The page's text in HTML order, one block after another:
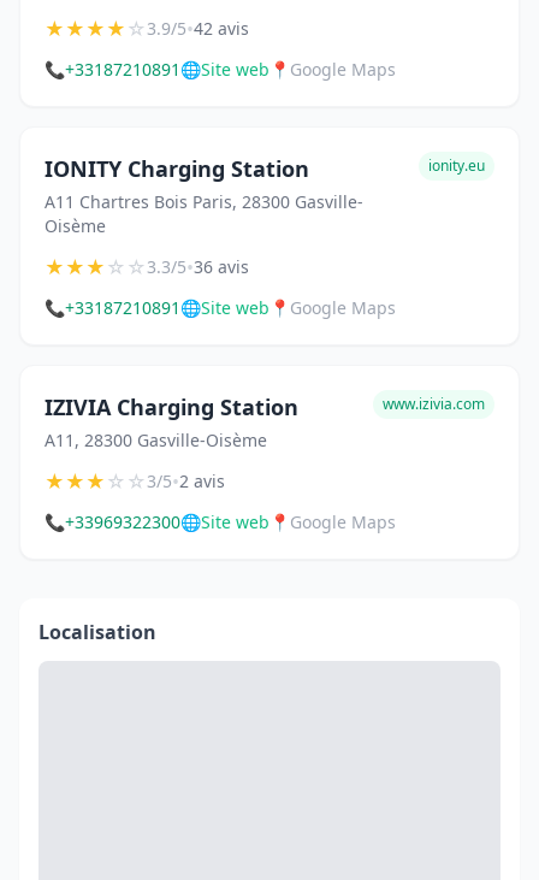
★★★★☆3.9/5•42 avis
📞+33187210891 🌐Site web 📍 Google Maps
IONITY Charging Station
A11 Chartres Bois Paris, 28300 Gasville-
Oisème
ionity.eu
★★★☆☆3.3/5•36 avis
📞+33187210891 🌐Site web 📍 Google Maps
IZIVIA Charging Station
A11, 28300 Gasville-Oisème
www.izivia.com
★★★☆☆3/5•2 avis
📞+33969322300🌐Site web 📍 Google Maps
Localisation